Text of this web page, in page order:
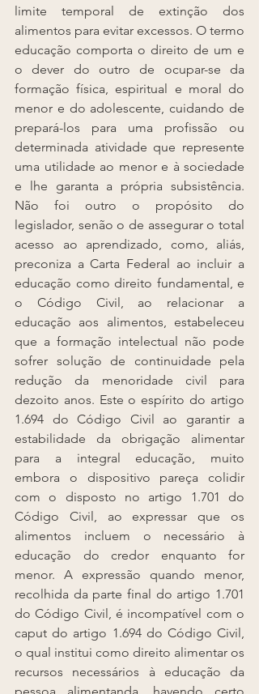
limite temporal de extinção dos
alimentos para evitar excessos. O termo
educação comporta o direito de um e
o dever do outro de ocupar-se da
formação física, espiritual e moral do
menor e do adolescente, cuidando de
prepará-los para uma profissão ou
determinada atividade que represente
uma utilidade ao menor e à sociedade
e lhe garanta a própria subsistência.
Não foi outro o propósito do
legislador, senão o de assegurar o total
acesso ao aprendizado, como, aliás,
preconiza a Carta Federal ao incluir a
educação como direito fundamental, e
o Código Civil, ao relacionar a
educação aos alimentos, estabeleceu
que a formação intelectual não pode
sofrer solução de continuidade pela
redução da menoridade civil para
dezoito anos. Este o espírito do artigo
1.694 do Código Civil ao garantir a
estabilidade da obrigação alimentar
para a integral educação, muito
embora o dispositivo pareça colidir
com o disposto no artigo 1.701 do
Código Civil, ao expressar que os
alimentos incluem o necessário à
educação do credor enquanto for
menor. A expressão quando menor,
recolhida da parte final do artigo 1.701
do Código Civil, é incompatível com o
caput do artigo 1.694 do Código Civil,
o qual institui como direito alimentar os
recursos necessários à educação da